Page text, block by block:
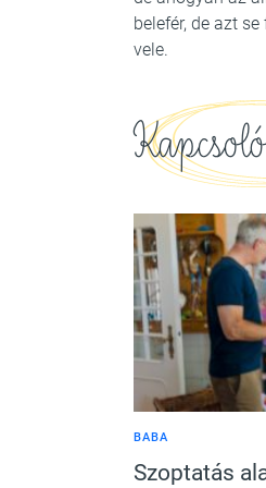
belefér, de azt
vele.
BABA
Szoptatás